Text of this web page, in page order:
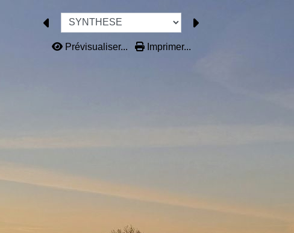
Prévisualiser... Imprimer...